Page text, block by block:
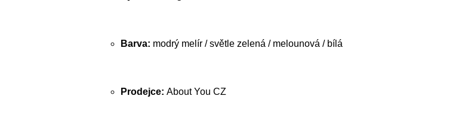
Barva: modrý melír / světle zelená / melounová / bílá
Prodejce: About You CZ